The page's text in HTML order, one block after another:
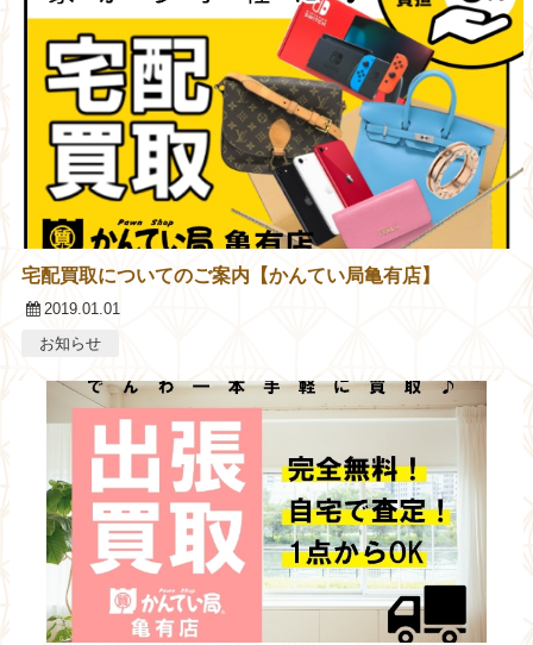
宅配買取についてのご案内【かんてい局亀有店】
2019.01.01
お知らせ